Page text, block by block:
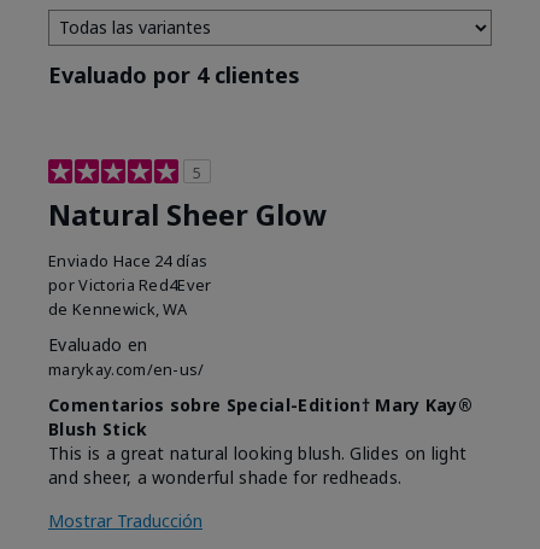
Evaluado por 4 clientes
5
Natural Sheer Glow
Enviado Hace 24 días
porVictoria Red4Ever
de Kennewick, WA
Evaluado en
marykay.com/en-us/
Comentarios sobre Special-Edition† Mary Kay®
Blush Stick
This is a great natural looking blush. Glides on light
and sheer, a wonderful shade for redheads.
Mostrar Traducción